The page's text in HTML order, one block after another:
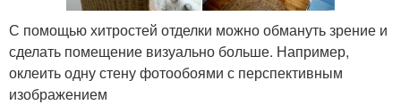
С помощью хитростей отделки можно обмануть зрение и
сделать помещение визуально больше. Например,
оклеить одну стену фотообоями с перспективным
изображением